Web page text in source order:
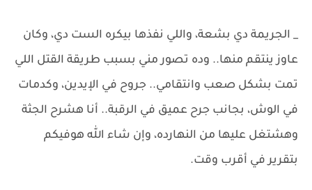
_ الجريمة دي بشعة، واللي نفذها بيكره الست دي، وكان
عاوز ينتقم منها.. وده تصور مني بسبب طريقة القتل اللي
تمت بشكل صعب وانتقامي.. جروح في الإيدين، وكدمات
في الوش، بجانب جرح عميق في الرقبة.. أنا هشرح الجثة
وهشتغل عليها من النهارده، وإن شاء الله هوفيكم
بتقرير في أقرب وقت.